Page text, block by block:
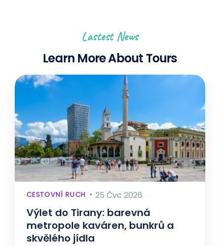
Lastest News
Learn More About Tours
CESTOVNÍ RUCH 25 Čvc 2026
Výlet do Tirany: barevná
metropole kaváren, bunkrů a
skvělého jídla